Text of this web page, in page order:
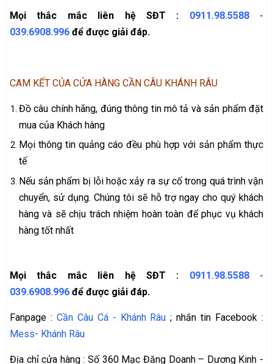
Mọi thắc mắc liên hệ SĐT : 0911.98.5588-
039.6908.996 để được giải đáp.
CAM KẾT CỦA CỬA HÀNG CẦN CÂU KHÁNH RÂU
Đồ câu chính hãng, đúng thông tin mô tả và sản phẩm đặt
mua của Khách hàng
Mọi thông tin quảng cáo đều phù hợp với sản phẩm thực
tế
Nếu sản phẩm bị lỗi hoặc xảy ra sự cố trong quá trình vận
chuyển, sử dụng. Chúng tôi sẽ hỗ trợ ngay cho quý khách
hàng và sẽ chịu trách nhiệm hoàn toàn để phục vụ khách
hàng tốt nhất
Mọi thắc mắc liên hệ SĐT : 0911.98.5588-
039.6908.996 để được giải đáp.
Fanpage : Cần Câu Cá - Khánh Râu ; nhắn tin Facebook :
Mess- Khánh Râu
Địa chỉ cửa hàng : Số 360 Mạc Đăng Doanh – Dương Kinh -